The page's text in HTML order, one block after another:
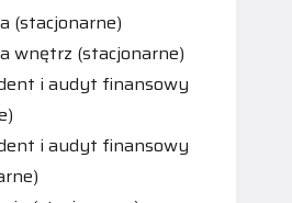
(stacjonarne)
wnętrz (stacjonarne)
i audyt finansowy
i audyt finansowy